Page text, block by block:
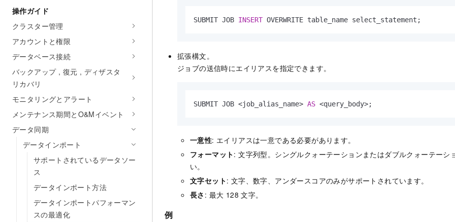
操作ガイド
クラスター管理
アカウントと権限
データベース接続
バックアップ , 復元 , ディザスタ
リカバリ
モニタリングとアラート
メンテナンス期間とO&Mイベント
データ同期
データインポート
サポートされているデータソー
ス
データインポート方法
データインポートパフォーマン
スの最適化
SUBMIT JOB INSERT OVERWRITE table_name select_statement;
拡張構文。
ジョブの送信時にエイリアスを指定できます。
SUBMIT JOB <job_alias_name> AS <query_body>;
一意性: エイリアスは一意である必要があります。
フォーマット: 文字列型。シングルクォーテーションまたはダブルクォーテーシ
い。
文字セット: 文字、数字、アンダースコアのみがサポートされています。
長さ : 最大 128 文字。
例